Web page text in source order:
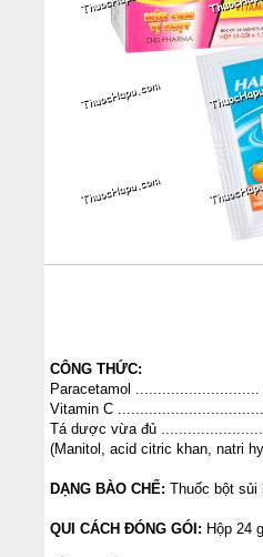
CÔNG THỨC:
Paracetamol ............................
Vitamin C
Tá dược vừa đủ
(Manitol, acid citric khan, natri
DẠNG BÀO CHẾ: Thuốc bột sủi
QUI CÁCH ĐÓNG GÓI: Hộp 24